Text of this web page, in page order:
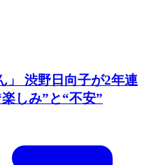
」 渋野日向子が2年連
しみ”と“不安”